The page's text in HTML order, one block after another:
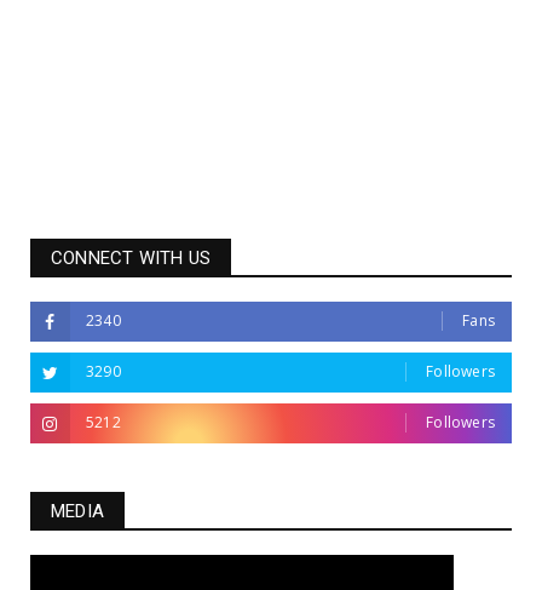
CONNECT WITH US
2340 Fans
3290 Followers
5212 Followers
MEDIA